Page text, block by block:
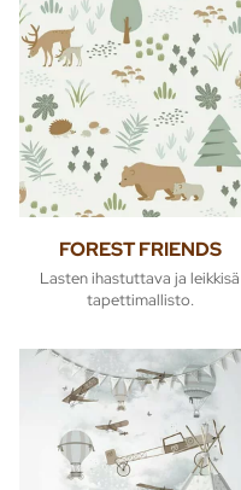
FOREST FRIENDS
Lasten ihastuttava ja leikkisä
tapettimallisto.